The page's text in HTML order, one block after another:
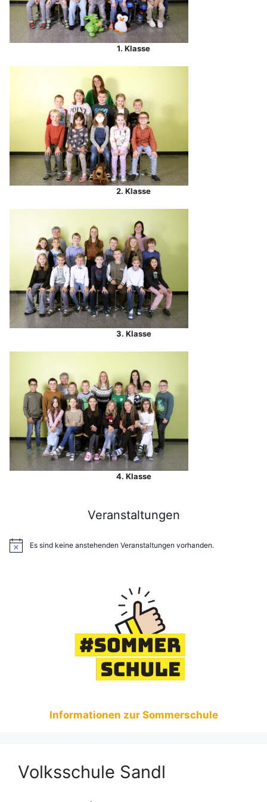
1. Klasse
2. Klasse
3. Klasse
4. Klasse
Veranstaltungen
Es sind keine anstehenden Veranstaltungen vorhanden.
Informationen zur Sommerschule
Volksschule Sandl